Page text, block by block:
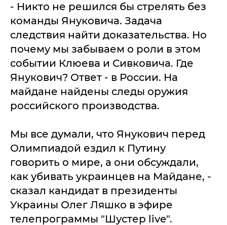
- Никто не решился бы стрелять без
команды Януковича. Задача
следствия найти доказательства. Но
почему мы забываем о роли в этом
событии Клюева и Сивковича. Где
Янукович? Ответ - в России. На
майдане найдены следы оружия
российского производства.
Мы все думали, что Янукович перед
Олимпиадой ездил к Путину
говорить о мире, а они обсуждали,
как убивать украинцев на Майдане, -
сказал кандидат в президенты
Украины Олег Ляшко в эфире
телепрограммы "Шустер live".